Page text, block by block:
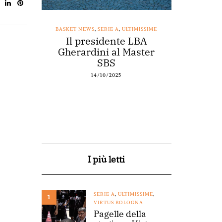
BASKET NEWS,SERIE A,ULTIMISSIME
Il presidente LBA
Gherardini al Master
SBS
14/10/2025
I più letti
1 SERIE A, ULTIMISSIME,
VIRTUS BOLOGNA
Pagelle della